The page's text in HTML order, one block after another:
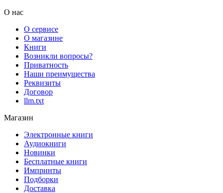
О нас
О сервисе
О магазине
Книги
Возникли вопросы?
Приватность
Наши преимущества
Реквизиты
Договор
llm.txt
Магазин
Электронные книги
Аудиокниги
Новинки
Бесплатные книги
Импринты
Подборки
Доставка